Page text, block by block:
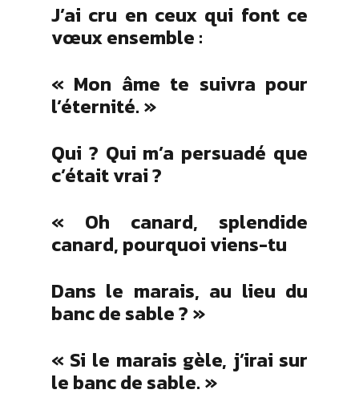
J’ai cru en ceux qui font ce
vœux ensemble :
« Mon âme te suivra pour
l’éternité. »
Qui ? Qui m’a persuadé que
c’était vrai ?
« Oh canard, splendide
canard, pourquoi viens-tu
Dans le marais, au lieu du
banc de sable ? »
« Si le marais gèle, j’irai sur
le banc de sable. »